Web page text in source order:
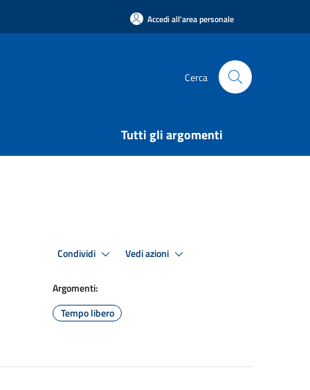
Accedi all'area personale
Cerca
Tutti gli argomenti
Condividi Vedi azioni
Argomenti:
Tempo libero